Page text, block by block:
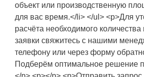
объект или производственную
для вас время.</li> </ul> <p>Для
расчёта необходимого
заявки свяжитесь с нашими
телефону или через форму
Подберём оптимальное решение